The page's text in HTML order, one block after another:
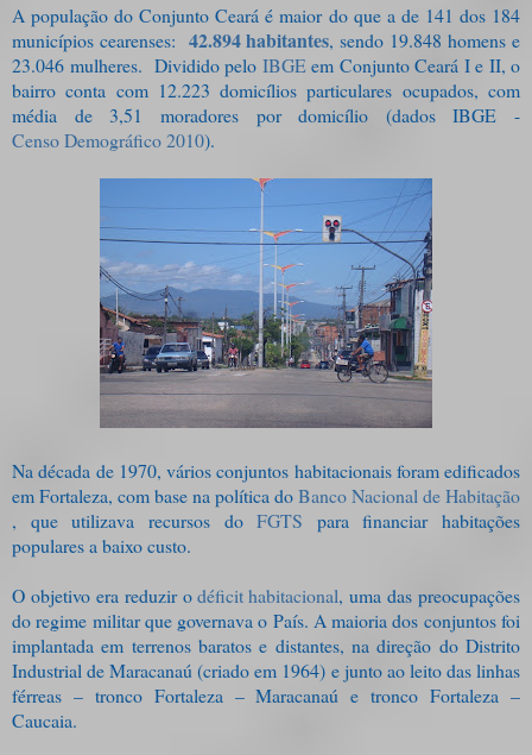
A população do Conjunto Ceará é maior do que a de 141 dos 184
municípios cearenses: 42.894 habitantes, sendo 19.848 homens e
23.046 mulheres. Dividido pelo IBGEem Conjunto Ceará I e II, o
bairro conta com 12.223 domicílios particulares ocupados, com
média de 3,51 moradores por domicílio (dados IBGE -
Censo Demográfico 2010).
Na década de 1970, vários conjuntos habitacionais foram edificados
em Fortaleza, com base na política doBanco Nacional de Habitação
, que utilizava recursos doFGTS para financiar habitações
populares a baixo custo.
O objetivo era reduzir odéficit habitacional, uma das preocupações
do regime militar que governava o País. A maioria dos conjuntos foi
implantada em terrenos baratos e distantes, na direção do Distrito
Industrial de Maracanaú (criado em 1964) e junto ao leito das linhas
férreas – tronco Fortaleza – Maracanaú e tronco Fortaleza –
Caucaia.